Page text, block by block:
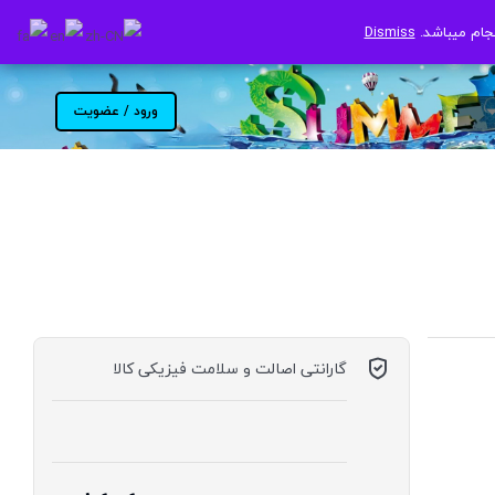
میباشد.Dismiss
ورود / عضویت
میباشد.Dismiss
گارانتی اصالت و سلامت فیزیکی کالا